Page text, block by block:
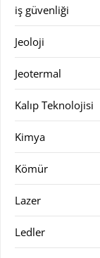
iş güvenliği
Jeoloji
Jeotermal
Kalıp Teknolojisi
Kimya
Kömür
Lazer
Ledler